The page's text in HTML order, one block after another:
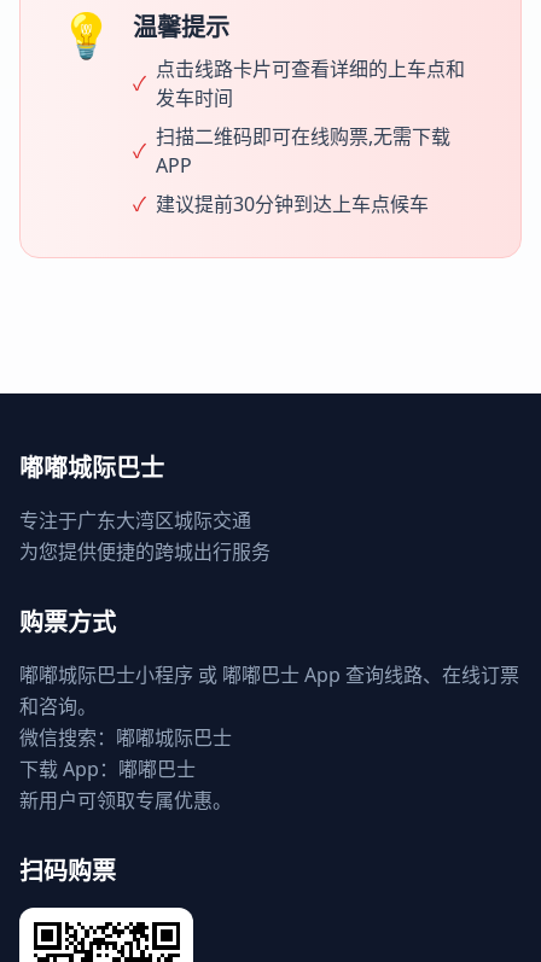
💡 温馨提示
✓
点击线路卡片可查看详细的上车点和
发车时间
✓
扫描二维码即可在线购票,无需下载
APP
✓ 建议提前30分钟到达上车点候车
嘟嘟城际巴士
专注于广东大湾区城际交通
为您提供便捷的跨城出行服务
购票方式
嘟嘟城际巴士小程序 或 嘟嘟巴士 App 查询线路、在线订票
和咨询。
微信搜索：嘟嘟城际巴士
下载 App：嘟嘟巴士
新用户可领取专属优惠。
扫码购票